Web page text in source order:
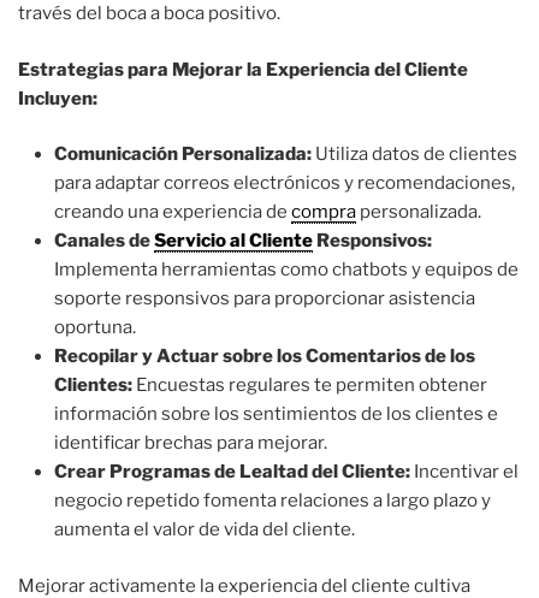
través del boca a boca positivo.
Estrategias para Mejorar la Experiencia del Cliente
Incluyen:
Comunicación Personalizada: Utiliza datos de clientes
para adaptar correos electrónicos y recomendaciones,
creando una experiencia de compra personalizada.
Canales deServicio al Cliente Responsivos:
Implementa herramientas como chatbots y equipos de
soporte responsivos para proporcionar asistencia
oportuna.
Recopilar y Actuar sobre los Comentarios de los
Clientes: Encuestas regulares te permiten obtener
información sobre los sentimientos de los clientes e
identificar brechas para mejorar.
Crear Programas de Lealtad del Cliente: Incentivar el
negocio repetido fomenta relaciones a largo plazo y
aumenta el valor de vida del cliente.
Mejorar activamente la experiencia del cliente cultiva